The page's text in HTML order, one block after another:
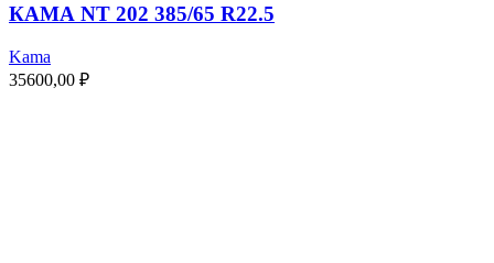
КАМА NT 202 385/65 R22.5
Kama
35600,00 ₽